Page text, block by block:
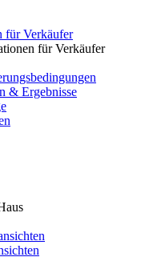
für Verkäufer
für Verkäufer
& Ergebnisse